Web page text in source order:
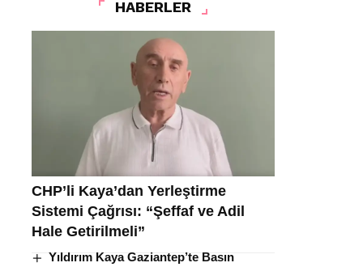
HABERLER
CHP’li Kaya’dan Yerleştirme
Sistemi Çağrısı: “Şeffaf ve Adil
Hale Getirilmeli”
Yıldırım Kaya Gaziantep’te Basın